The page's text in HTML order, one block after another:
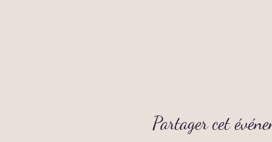
Partager cet